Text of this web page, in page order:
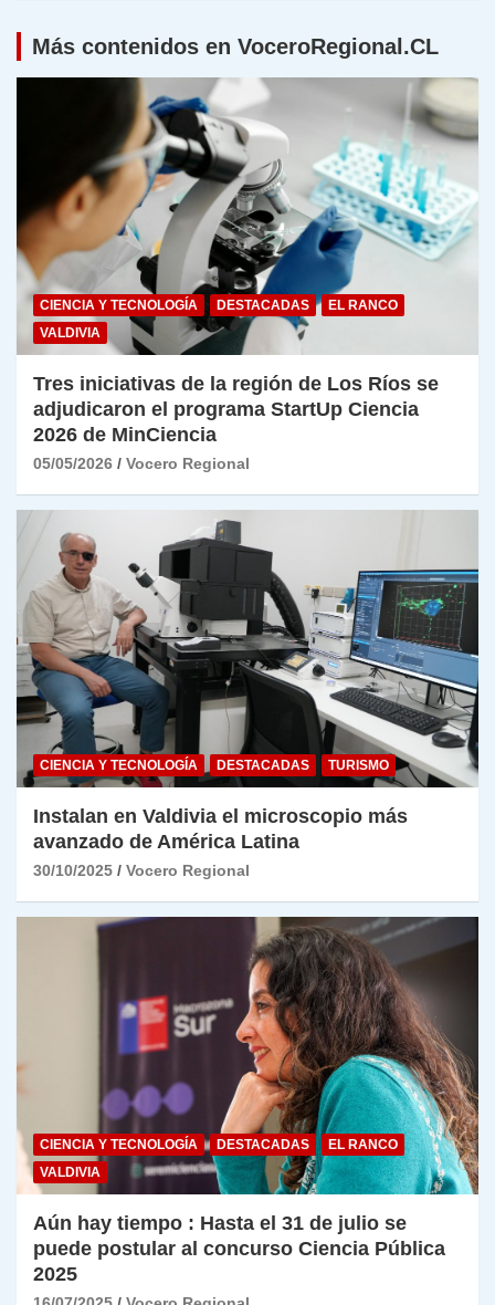
Más contenidos en VoceroRegional.CL
CIENCIA Y TECNOLOGÍA DESTACADAS
EL RANCO
VALDIVIA
Tres iniciativas de la región de Los Ríos se
adjudicaron el programa StartUp Ciencia
2026 de MinCiencia
05/05/2026 Vocero Regional
CIENCIA Y TECNOLOGÍA DESTACADAS TURISMO
Instalan en Valdivia el microscopio más
avanzado de América Latina
30/10/2025 Vocero Regional
CIENCIA Y TECNOLOGÍA DESTACADAS
EL RANCO
VALDIVIA
Aún hay tiempo : Hasta el 31 de julio se
puede postular al concurso Ciencia Pública
2025